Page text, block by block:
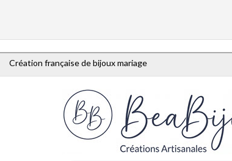
Création française de bijoux mariage